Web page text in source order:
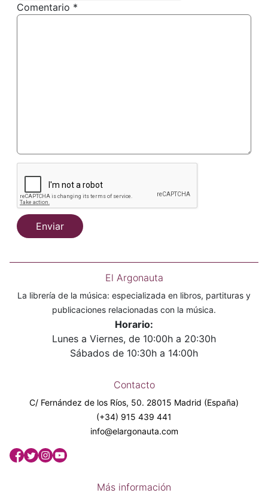
Comentario *
Enviar
El Argonauta
La librería de la música: especializada en libros, partituras y
publicaciones relacionadas con la música.
Horario:
Lunes a Viernes, de 10:00h a 20:30h
Sábados de 10:30h a 14:00h
Contacto
C/ Fernández de los Ríos, 50. 28015 Madrid (España)
(+34) 915 439 441
info@elargonauta.com
Más información